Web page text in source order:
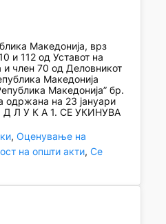
Македонија, врз
и 112 од Уставот на
и член 70 од Деловникот
Македонија
Македонија” бр.
одржана на 23 јануари
Д Л У К А 1. СЕ УКИНУВА
, Оценување на
на општи акти, Се